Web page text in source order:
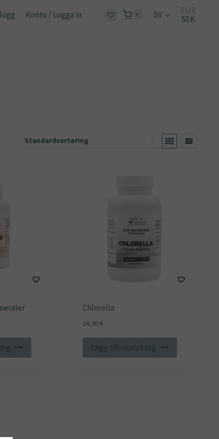
Konto / Logga in 0 SV
EUR
SEK
Chlorella
16,90€
Lägg till i varukorg